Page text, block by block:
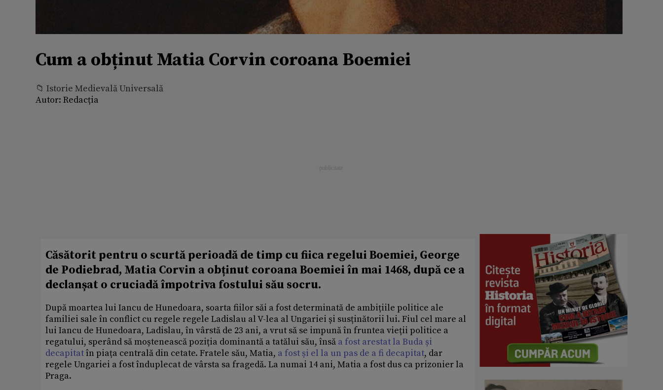
Cum a obținut Matia Corvin coroana Boemiei
📁 Istorie Medievală Universală
Autor: Redacția
Căsătorit pentru o scurtă perioadă de timp cu fiica regelui Boemiei, George
de Podiebrad, Matia Corvin a obținut coroana Boemiei în mai 1468, după ce a
declanșat o cruciadă împotriva fostului său socru.
După moartea lui Iancu de Hunedoara, soarta fiilor săi a fost determinată de ambițiile politice ale
familiei sale în conflict cu regele regele Ladislau al V-lea al Ungariei și susținătorii lui. Fiul cel mare al
lui Iancu de Hunedoara, Ladislau, în vârstă de 23 ani, a vrut să se impună în fruntea vieții politice a
regatului, sperând să moștenească poziția dominantă a tatălui său, însă a fost arestat la Buda și
decapitatîn piața centrală din cetate. Fratele său, Matia, a fost și el la un pas de a fi decapitat, dar
regele Ungariei a fost înduplecat de vârsta sa fragedă. La numai 14 ani, Matia a fost dus ca prizonier la
Praga.